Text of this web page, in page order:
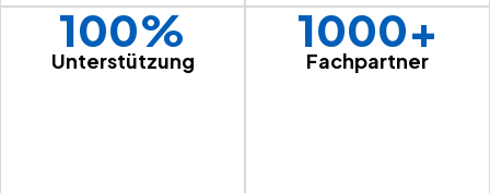
100%
Unterstützung
1000+
Fachpartner